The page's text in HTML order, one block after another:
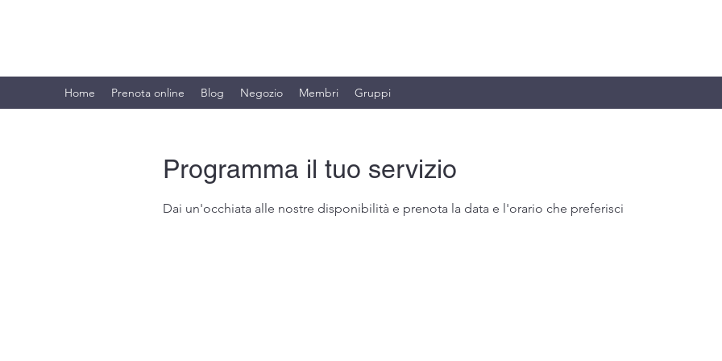
Home Prenota online Blog Negozio Membri Gruppi
Programma il tuo servizio
Dai un'occhiata alle nostre disponibilità e prenota la data e l'orario che preferisci